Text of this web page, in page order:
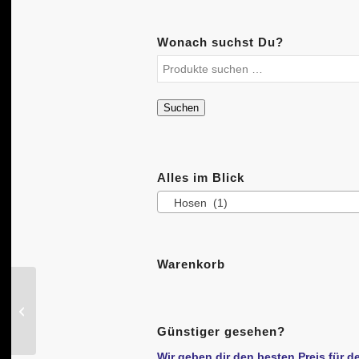
Wonach suchst Du?
Suchen
Alles im Blick
Hosen (1)
Warenkorb
Günstiger gesehen?